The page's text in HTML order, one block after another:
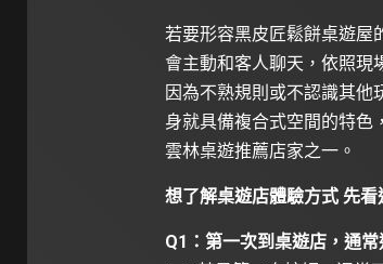
若要形容黑皮匠鬆餅桌遊屋
會主動和客人聊天，依照現
因為不熟規則或不認識其他
身就具備複合式空間的特色
雲林桌遊推薦店家之一。
想了解桌遊店體驗方式 先
Q1：第一次到桌遊店，通